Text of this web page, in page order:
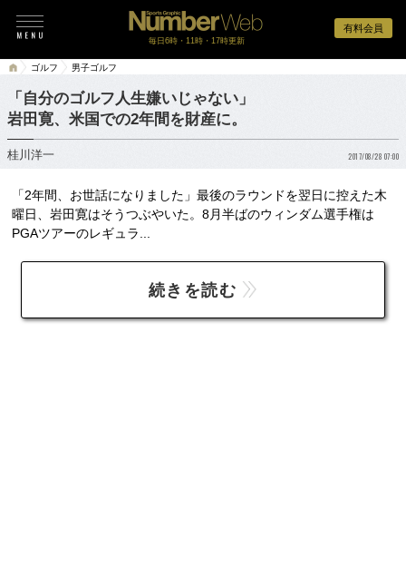
有料会員
毎日6時・11時・17時更新
ゴルフ 男子ゴルフ
「自分のゴルフ人生嫌いじゃない」
岩田寛、米国での2年間を財産に。
桂川洋一 2017/08/28 07:00
「2年間、お世話になりました」最後のラウンドを翌日に控えた木
曜日、岩田寛はそうつぶやいた。8月半ばのウィンダム選手権は
PGAツアーのレギュラ...
続きを読む